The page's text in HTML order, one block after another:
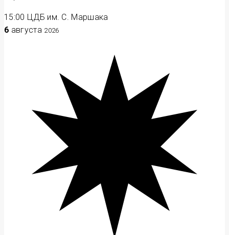
15:00 ЦДБ им. С. Маршака
6 августа 2026